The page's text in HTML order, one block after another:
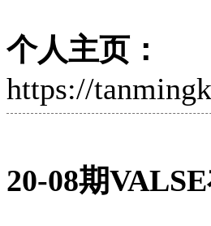
个人主页：
https://
20-08期